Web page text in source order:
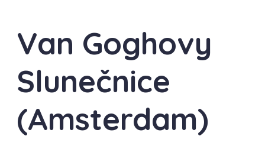
Van Goghovy
Slunečnice
(Amsterdam)